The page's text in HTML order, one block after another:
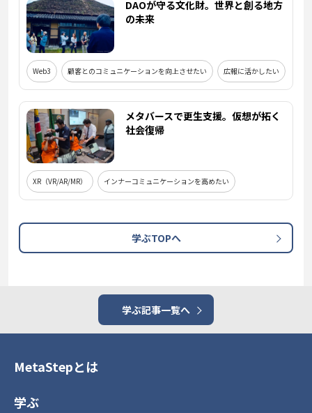
DAOが守る文化財。世界と創る地方
の未来
Web3 顧客とのコミュニケーションを向上させたい 広報に活かしたい
メタバースで更生支援。仮想が拓く
社会復帰
XR（VR/AR/MR） インナーコミュニケーションを高めたい
学ぶTOPへ
学ぶ記事一覧へ
MetaStepとは
学ぶ